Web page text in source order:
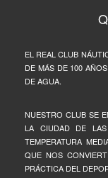
EL REAL CLUB
DE MÁS DE 100
DE AGUA.
NUESTRO CLUB SE
LA CIUDAD DE
TEMPERATURA
QUE NOS
PRÁCTICA DEL